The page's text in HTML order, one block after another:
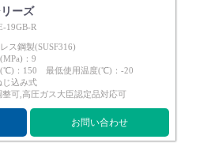
ーズ
19GB-R
ス鋼製(SUSF316)
：9
(℃)：150 最低使用温度(℃)：-20
じ込み式
可,高圧ガス大臣認定品対応可
お問い合わせ